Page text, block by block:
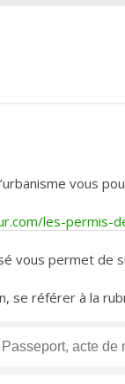
vous
les-permis-
vous permet de
se référer à la